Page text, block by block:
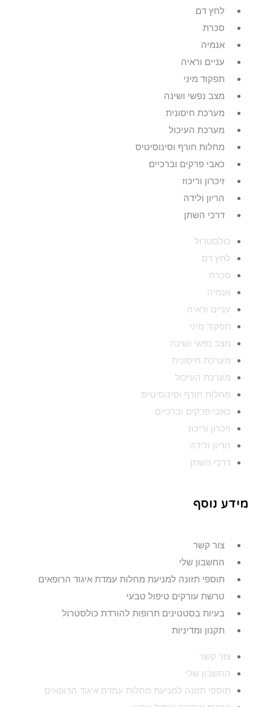
לחץ דם
סכרת
אנמיה
עניים וראיה
תפקוד מיני
מצב נפשי ושינה
מערכת חיסונית
מערכת העיכול
מחלות חורף וסינוסיטיס
כאבי פרקים וברכיים
זיכרון וריכוז
הריון ולידה
דרכי השתן
כולסטרול
לחץ דם
סכרת
אנמיה
עניים וראיה
תפקוד מיני
מצב נפשי ושינה
מערכת חיסונית
מערכת העיכול
מחלות חורף וסינוסיטיס
כאבי פרקים וברכיים
זיכרון וריכוז
הריון ולידה
דרכי השתן
מידע נוסף
צור קשר
החשבון שלי
תוספי תזונה למניעת מחלות עמדת איגוד הרופאים
טרשת עורקים טיפול טבעי
בעיות בסטטינים תרופות להורדת כולסטרול
תקנון ומדיניות
צור קשר
החשבון שלי
תוספי תזונה למניעת מחלות עמדת איגוד הרופאים